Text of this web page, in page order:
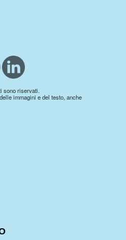
sono riservati.
immagini e del testo, anche